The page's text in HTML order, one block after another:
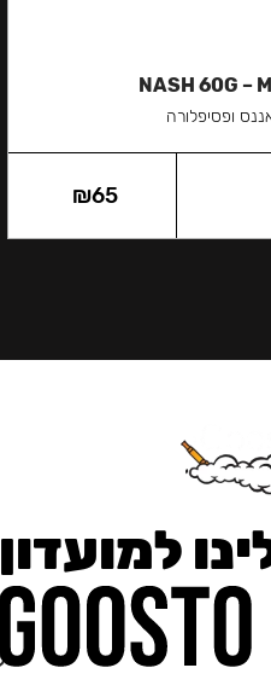
NASH 60G –
ופסיפלורה
₪65
למועדון